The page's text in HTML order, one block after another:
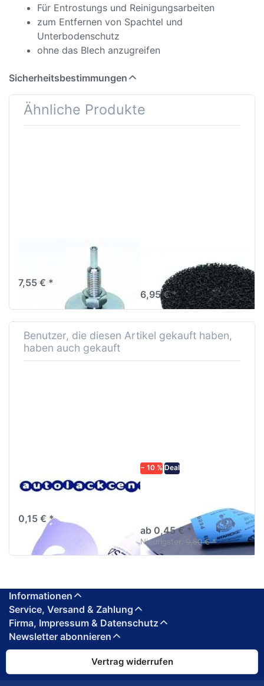
Für Entrostungs und Reinigungsarbeiten
zum Entfernen von Spachtel und
Unterbodenschutz
ohne das Blech anzugreifen
Sicherheitsbestimmungen
Ähnliche Produkte
Spanndorn für CSD
Reinigungsscheiben
7,55 € *
Reinigungscheibe
150mm
6,95 € *
Benutzer, die diesen Artikel gekauft haben,
haben auch gekauft
Lacksieb 125µm
0,15 € *
− 10 % Deal
diversen Körnungen
ab 0,45 € *
Niedrigster: 0,50 € *
Informationen
Service, Versand & Zahlung
Firma, Impressum & Datenschutz
Newsletter abonnieren
Vertrag widerrufen